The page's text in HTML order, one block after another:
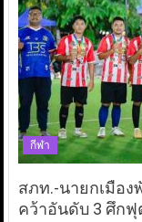
กีฬา
สภท.-นายกเมือง
คว้าอันดับ 3 ศึกฟุ